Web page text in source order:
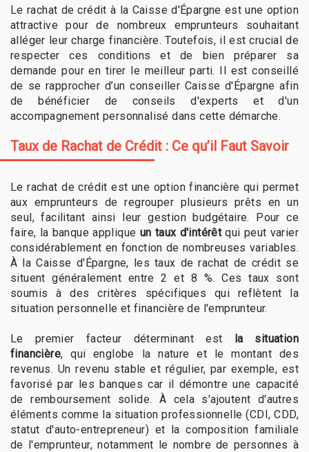
Le rachat de crédit à la Caisse d'Épargne est une option
attractive pour de nombreux emprunteurs souhaitant
alléger leur charge financière. Toutefois, il est crucial de
respecter ces conditions et de bien préparer sa
demande pour en tirer le meilleur parti. Il est conseillé
de se rapprocher d’un conseiller Caisse d'Épargne afin
de bénéficier de conseils d'experts et d'un
accompagnement personnalisé dans cette démarche.
Taux de Rachat de Crédit : Ce qu’il Faut Savoir
Le rachat de crédit est une option financière qui permet
aux emprunteurs de regrouper plusieurs prêts en un
seul, facilitant ainsi leur gestion budgétaire. Pour ce
faire, la banque applique un taux d'intérêtqui peut varier
considérablement en fonction de nombreuses variables.
À la Caisse d'Épargne, les taux de rachat de crédit se
situent généralement entre 2 et 8 %. Ces taux sont
soumis à des critères spécifiques qui reflètent la
situation personnelle et financière de l'emprunteur.
Le premier facteur déterminant est
la situation
financière, qui englobe la nature et le montant des
revenus. Un revenu stable et régulier, par exemple, est
favorisé par les banques car il démontre une capacité
de remboursement solide. À cela s'ajoutent d'autres
éléments comme la situation professionnelle (CDI, CDD,
statut d'auto-entrepreneur) et la composition familiale
de l'emprunteur, notamment le nombre de personnes à